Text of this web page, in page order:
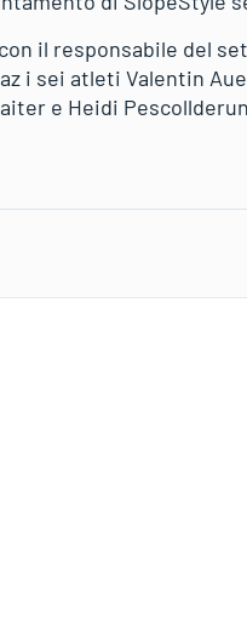
il responsabile del
i sei atleti Valentin
e Heidi